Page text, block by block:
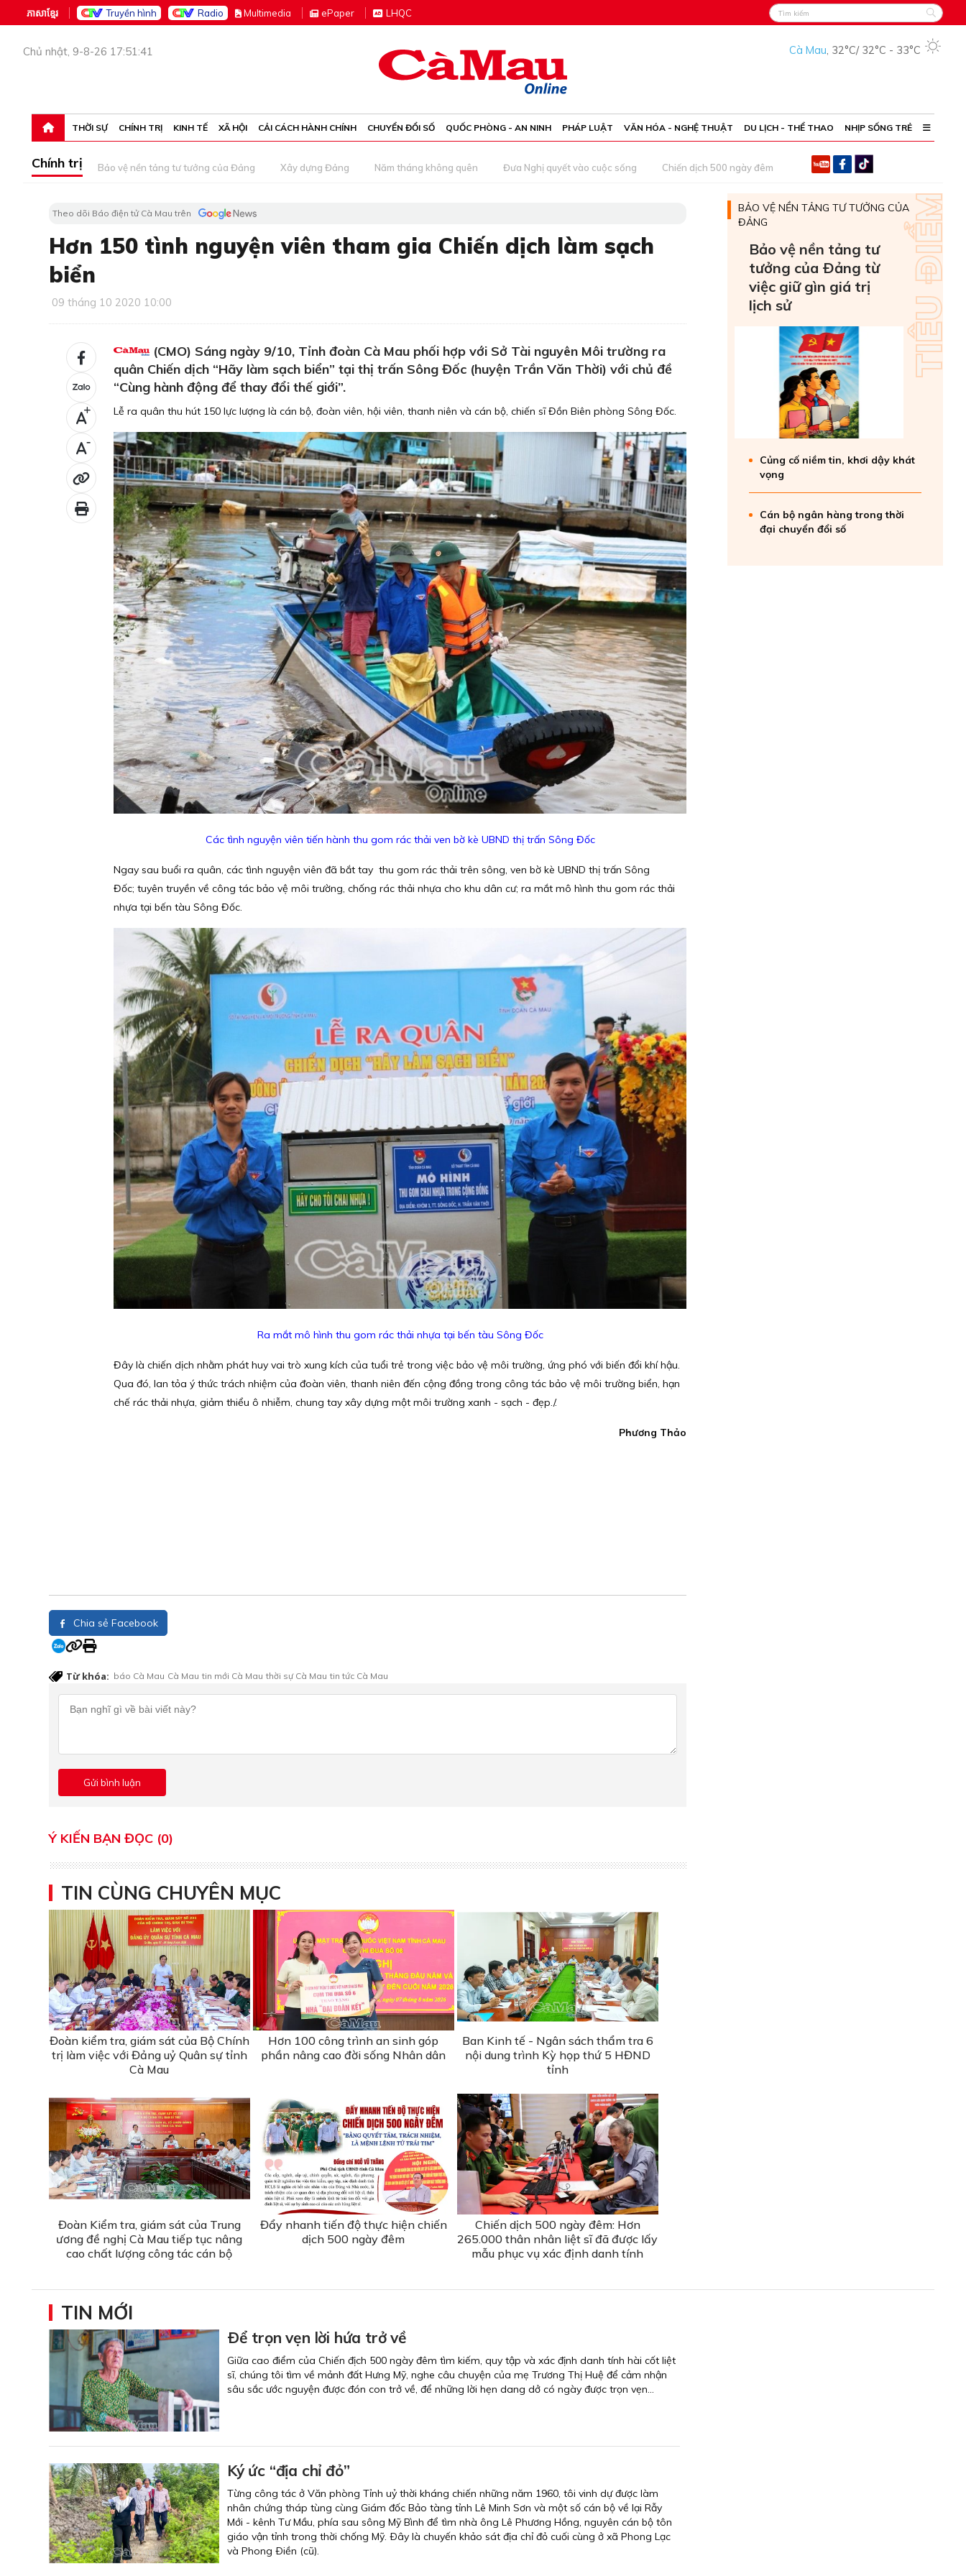
ភាសាខ្មែរ Truyền hình Radio Multimedia ePaper LHQC
Chủ nhật, 9-8-26 17:51:41 Cà Mau, 32°C/ 32°C - 33°C
THỜI SỰ CHÍNH TRỊ KINH TẾ XÃ HỘI CẢI CÁCH HÀNH CHÍNH CHUYỂN ĐỔI SỐ QUỐC PHÒNG - AN NINH PHÁP LUẬT VĂN HÓA - NGHỆ THUẬT DU LỊCH - THỂ THAO NHỊP SỐNG TRẺ
Chính trị Bảo vệ nền tảng tư tưởng của Đảng Xây dựng Đảng Năm tháng không quên Đưa Nghị quyết vào cuộc sống Chiến dịch 500 ngày đêm
Theo dõi Báo điện tử Cà Mau trên
Hơn 150 tình nguyện viên tham gia Chiến dịch làm sạch
biển
09 tháng 10 2020 10:00
+
-
(CMO) Sáng ngày 9/10, Tỉnh đoàn Cà Mau phối hợp với Sở Tài nguyên Môi trường ra
quân Chiến dịch “Hãy làm sạch biển” tại thị trấn Sông Đốc (huyện Trần Văn Thời) với chủ đề
“Cùng hành động để thay đổi thế giới”.
Lễ ra quân thu hút 150 lực lượng là cán bộ, đoàn viên, hội viên, thanh niên và cán bộ, chiến sĩ Đồn Biên phòng Sông Đốc.
Các tình nguyện viên tiến hành thu gom rác thải ven bờ kè UBND thị trấn Sông Đốc
Ngay sau buổi ra quân, các tình nguyện viên đã bắt tay thu gom rác thải trên sông, ven bờ kè UBND thị trấn Sông
Đốc; tuyên truyền về công tác bảo vệ môi trường, chống rác thải nhựa cho khu dân cư; ra mắt mô hình thu gom rác thải
nhựa tại bến tàu Sông Đốc.
Ra mắt mô hình thu gom rác thải nhựa tại bến tàu Sông Đốc
Đây là chiến dịch nhằm phát huy vai trò xung kích của tuổi trẻ trong việc bảo vệ môi trường, ứng phó với biến đổi khí hậu.
Qua đó, lan tỏa ý thức trách nhiệm của đoàn viên, thanh niên đến cộng đồng trong công tác bảo vệ môi trường biển, hạn
chế rác thải nhựa, giảm thiểu ô nhiễm, chung tay xây dựng một môi trường xanh - sạch - đẹp./.
Phương Thảo
Chia sẻ Facebook
Từ khóa: báo Cà Mau Cà Mau tin mới Cà Mau thời sự Cà Mau tin tức Cà Mau
Ý KIẾN BẠN ĐỌC (0)
TIN CÙNG CHUYÊN MỤC
Đoàn kiểm tra, giám sát của Bộ Chính
trị làm việc với Đảng uỷ Quân sự tỉnh
Cà Mau
Hơn 100 công trình an sinh góp
phần nâng cao đời sống Nhân dân
Ban Kinh tế - Ngân sách thẩm tra 6
nội dung trình Kỳ họp thứ 5 HĐND
tỉnh
Đoàn Kiểm tra, giám sát của Trung
ương đề nghị Cà Mau tiếp tục nâng
cao chất lượng công tác cán bộ
Đẩy nhanh tiến độ thực hiện chiến
dịch 500 ngày đêm
Chiến dịch 500 ngày đêm: Hơn
265.000 thân nhân liệt sĩ đã được lấy
mẫu phục vụ xác định danh tính
BẢO VỆ NỀN TẢNG TƯ TƯỞNG CỦA
ĐẢNG
Bảo vệ nền tảng tư
tưởng của Ðảng từ
việc giữ gìn giá trị
lịch sử
Củng cố niềm tin, khơi dậy khát
vọng
Cán bộ ngân hàng trong thời
đại chuyển đổi số
TIN MỚI
Ðể trọn vẹn lời hứa trở về
Giữa cao điểm của Chiến địch 500 ngày đêm tìm kiếm, quy tập và xác định danh tính hài cốt liệt
sĩ, chúng tôi tìm về mảnh đất Hưng Mỹ, nghe câu chuyện của mẹ Trương Thị Huệ để cảm nhận
sâu sắc ước nguyện được đón con trở về, để những lời hẹn dang dở có ngày được trọn vẹn...
Ký ức “địa chỉ đỏ”
Từng công tác ở Văn phòng Tỉnh uỷ thời kháng chiến những năm 1960, tôi vinh dự được làm
nhân chứng tháp tùng cùng Giám đốc Bảo tàng tỉnh Lê Minh Sơn và một số cán bộ về lại Rẫy
Mới - kênh Tư Mầu, phía sau sông Mỹ Bình để tìm nhà ông Lê Phương Hồng, nguyên cán bộ tôn
giáo vận tỉnh trong thời chống Mỹ. Ðây là chuyến khảo sát địa chỉ đỏ cuối cùng ở xã Phong Lạc
và Phong Ðiền (cũ).